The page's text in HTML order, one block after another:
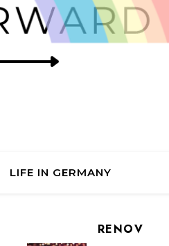
LIFE IN GERMANY
RENOV